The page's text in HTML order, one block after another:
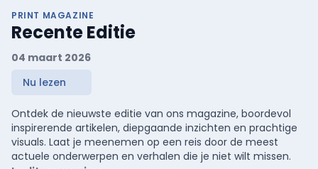
PRINT MAGAZINE
Recente Editie
04 maart 2026
Nu lezen
Ontdek de nieuwste editie van ons magazine, boordevol
inspirerende artikelen, diepgaande inzichten en prachtige
visuals. Laat je meenemen op een reis door de meest
actuele onderwerpen en verhalen die je niet wilt missen.